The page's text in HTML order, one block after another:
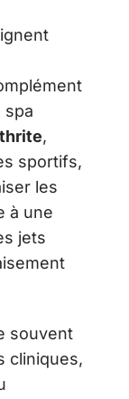
spa
,
sportifs,
les
à une
jets
souvent
cliniques,